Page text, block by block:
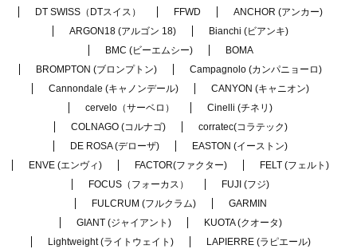
DT SWISS（DTスイス）
FFWD
ANCHOR (アンカー)
ARGON18 (アルゴン 18)
Bianchi (ビアンキ)
BMC (ビーエムシー)
BOMA
BROMPTON (ブロンプトン)
Campagnolo (カンパニョーロ)
Cannondale (キャノンデール)
CANYON (キャニオン)
cervelo（サーベロ）
Cinelli (チネリ)
COLNAGO (コルナゴ)
corratec(コラテック)
DE ROSA (デローザ)
EASTON (イーストン)
ENVE (エンヴィ)
FACTOR(ファクター)
FELT (フェルト)
FOCUS（フォーカス）
FUJI (フジ)
FULCRUM (フルクラム)
GARMIN
GIANT (ジャイアント)
KUOTA (クオータ)
Lightweight (ライトウェイト)
LAPIERRE (ラピエール)